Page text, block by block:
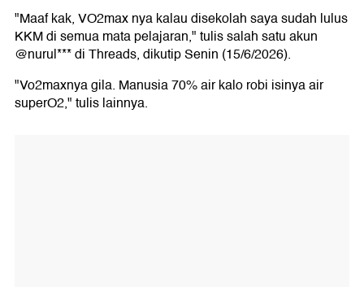
"Maaf kak, VO2max nya kalau disekolah saya sudah lulus
KKM di semua mata pelajaran," tulis salah satu akun
@nurul*** di Threads, dikutip Senin (15/6/2026).
"Vo2maxnya gila. Manusia 70% air kalo robi isinya air
superO2," tulis lainnya.